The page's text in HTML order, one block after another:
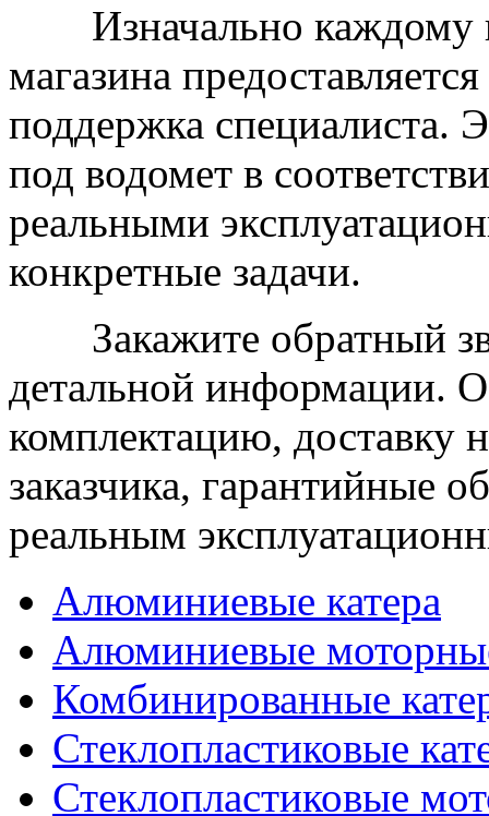
Изначально каждому
магазина
поддержка специалиста.
под водомет в
реальными
конкретные задачи.
Закажите обратный
детальной информации.
комплектацию, доставку
заказчика, гарантийные
реальным
Алюминиевые катера
Алюминиевые
Комбинированные
Стеклопластиковые
Стеклопластиковые